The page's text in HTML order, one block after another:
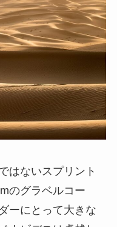
はないスプリント
のグラベルコー
ーにとって大きな